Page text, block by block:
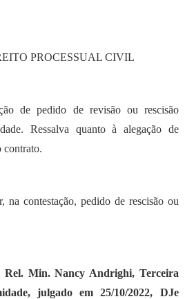
PROCESSUAL CIVIL
de pedido de revisão ou rescisão
Ressalva quanto à alegação de
contrato.
na contestação, pedido de rescisão ou
Rel. Min. Nancy Andrighi, Terceira
julgado em 25/10/2022, DJe